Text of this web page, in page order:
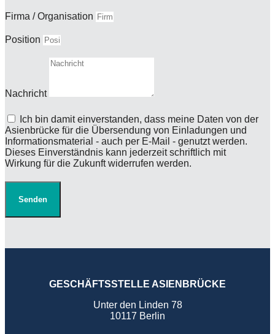
Firma / Organisation
Position
Nachricht
Ich bin damit einverstanden, dass meine Daten von der
Asienbrücke für die Übersendung von Einladungen und
Informationsmaterial - auch per E-Mail - genutzt werden.
Dieses Einverständnis kann jederzeit schriftlich mit
Wirkung für die Zukunft widerrufen werden.
Senden
GESCHÄFTSSTELLE ASIENBRÜCKE
Unter den Linden 78
10117 Berlin